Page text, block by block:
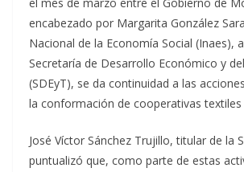
el mes de marzo entre el Gobierno de
encabezado por Margarita González
Nacional de la Economía Social (Inaes),
Secretaría de Desarrollo Económico y
(SDEyT), se da continuidad a las
la conformación de cooperativas textiles
José Víctor Sánchez Trujillo, titular de la
puntualizó que, como parte de estas